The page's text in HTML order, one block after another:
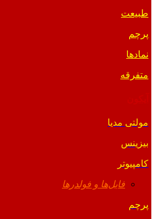
طبیعت
پرچم
نمادها
متفرقه
مولتی مدیا
بیزینس
کامپیوتر
فایل‌ها و فولدرها
پرچم